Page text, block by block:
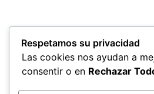
Respetamos su privacidad
Las cookies nos ayudan a
consentir o en Rechazar